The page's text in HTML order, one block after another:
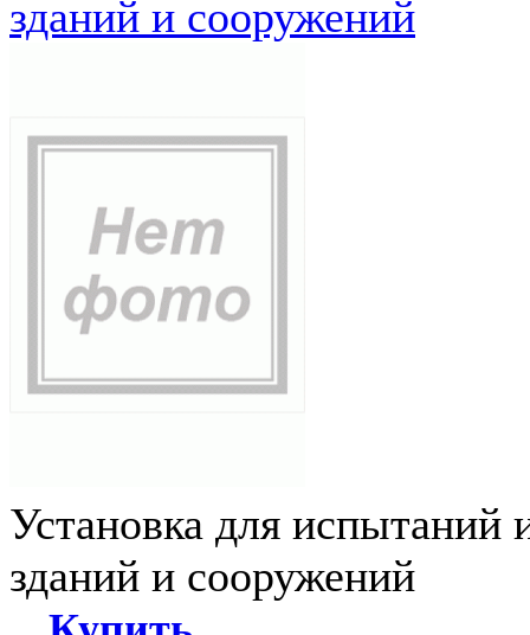
зданий и сооружений
Установка для испытаний
зданий и сооружений